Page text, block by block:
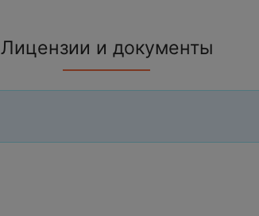
Лицензии и документы